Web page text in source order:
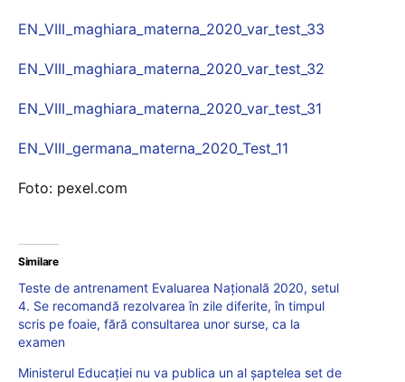
EN_VIII_maghiara_materna_2020_var_test_33
EN_VIII_maghiara_materna_2020_var_test_32
EN_VIII_maghiara_materna_2020_var_test_31
EN_VIII_germana_materna_2020_Test_11
Foto: pexel.com
Similare
Teste de antrenament Evaluarea Naţională 2020, setul
4. Se recomandă rezolvarea în zile diferite, în timpul
scris pe foaie, fără consultarea unor surse, ca la
examen
Ministerul Educației nu va publica un al șaptelea set de